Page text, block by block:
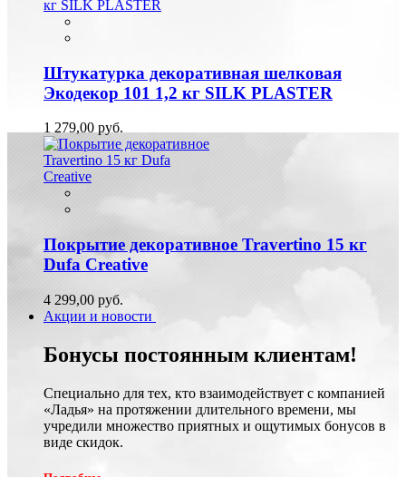
Штукатурка декоративная шелковая
Экодекор 101 1,2 кг SILK PLASTER
1 279,00 руб.
Покрытие декоративное Travertino 15 кг
Dufa Creative
4 299,00 руб.
Акции и новости
Бонусы постоянным клиентам!
Специально для тех, кто взаимодействует с компанией
«Ладья» на протяжении длительного времени, мы
учредили множество приятных и ощутимых бонусов в
виде скидок.